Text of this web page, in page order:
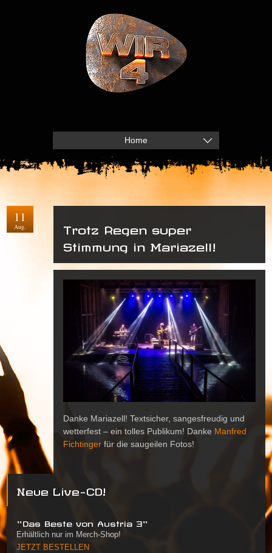
Home
11
Aug.
Trotz Regen super
Stimmung in Mariazell!
Danke Mariazell! Textsicher, sangesfreudig und
wetterfest – ein tolles Publikum! Danke Manfred
Fichtinger für die saugeilen Fotos!
Neue Live-CD!
"Das Beste von Austria 3"
Erhältlich nur im Merch-Shop!
JETZT BESTELLEN